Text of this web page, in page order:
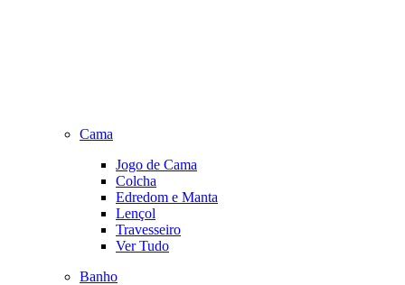
Cama
Jogo de Cama
Colcha
Edredom e Manta
Lençol
Travesseiro
Ver Tudo
Banho